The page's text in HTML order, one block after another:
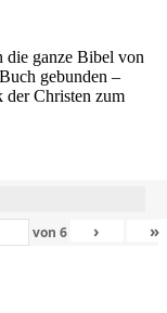
die ganze Bibel von
gebunden –
der Christen zum
von 6 › »